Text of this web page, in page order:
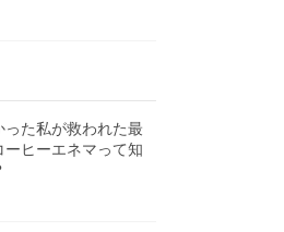
った私が救われた最
ーヒーエネマって知